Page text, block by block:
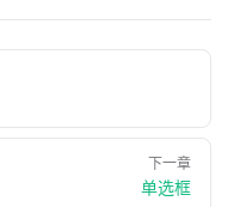
下一章
单选框